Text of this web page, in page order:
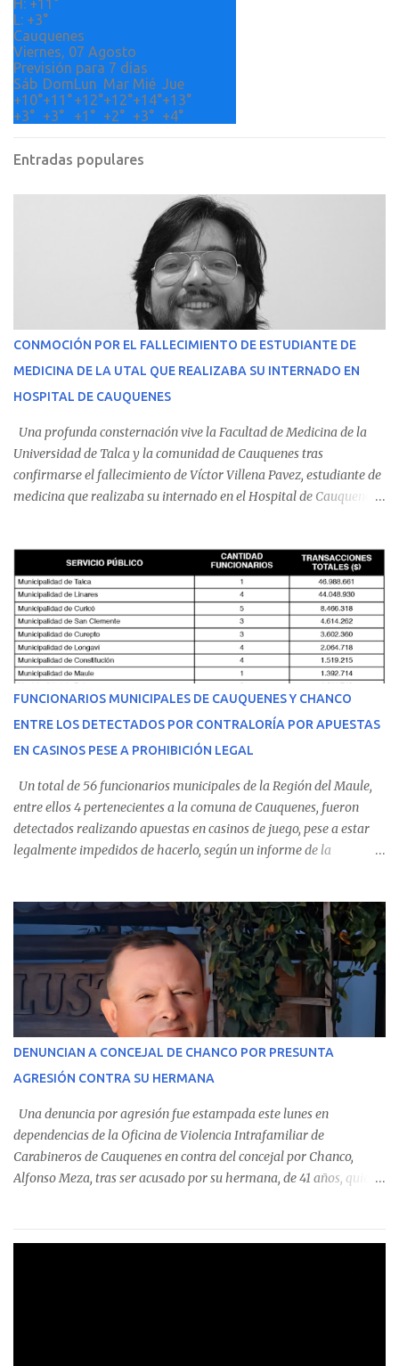
s
H: +11°
L: +3°
Cauquenes
Viernes, 07 Agosto
Previsión para 7 días
Sáb DomLun Mar Mié Jue
+10°+11°+12°+12°+14°+13°
+3° +3° +1° +2° +3° +4°
Entradas populares
CONMOCIÓN POR EL FALLECIMIENTO DE ESTUDIANTE DE
MEDICINA DE LA UTAL QUE REALIZABA SU INTERNADO EN
HOSPITAL DE CAUQUENES
Una profunda consternación vive la Facultad de Medicina de la
Universidad de Talca y la comunidad de Cauquenes tras
confirmarse el fallecimiento de Víctor Villena Pavez, estudiante de
medicina que realizaba su internado en el Hospital de Cauquenes.
malestares físicos. Dada la complejidad de su estado de salud, el
equipo médico determinó su traslado de urgencia al Hospital
Regional de Talca y dado la urgencia la ambulancia partió hacia
Talca con escolta de Carabineros. En medio del traslado, el
estudiante de medicina de 25 años, se agravó y pese a los esfuerzos
del personal de emergencia terminó falleciendo, sin alcanzar a
recibir atención especializada en el centro de destino. Apenas se
conoció la gravedad de su condición, sus padres —residentes en
Villarrica— se trasladaron a Cauquenes con la esperanza de una
evolución favorable. No obstante, alrededo...
FUNCIONARIOS MUNICIPALES DE CAUQUENES Y CHANCO
ENTRE LOS DETECTADOS POR CONTRALORÍA POR APUESTAS
EN CASINOS PESE A PROHIBICIÓN LEGAL
Un total de 56 funcionarios municipales de la Región del Maule,
entre ellos 4 pertenecientes a la comuna de Cauquenes, fueron
detectados realizando apuestas en casinos de juego, pese a estar
legalmente impedidos de hacerlo, según un informe de la
estableció que estos funcionarios —quienes administran o
custodian fondos públicos— efectuaron transacciones por un
monto total de $116.075.918 entre enero de 2024 y junio de 2025.
En el detalle regional, se indica que en la comuna de Cauquenes se
identificó a cuatro funcionarios involucrados en este tipo de
operaciones. Asimismo, se precisa que uno de los casos
corresponde a un funcionario de la Municipalidad de Chanco,
detectaron incumplimientos a la normativa vigente. El informe
precisa que la mayor cantidad de dinero apostado se registró en
Talca, donde...
DENUNCIAN A CONCEJAL DE CHANCO POR PRESUNTA
AGRESIÓN CONTRA SU HERMANA
Una denuncia por agresión fue estampada este lunes en
dependencias de la Oficina de Violencia Intrafamiliar de
Carabineros de Cauquenes en contra del concejal por Chanco,
Alfonso Meza, tras ser acusado por su hermana, de 41 años, quien
relató que los hechos ocurrieron cerca de las 11:30 horas en el